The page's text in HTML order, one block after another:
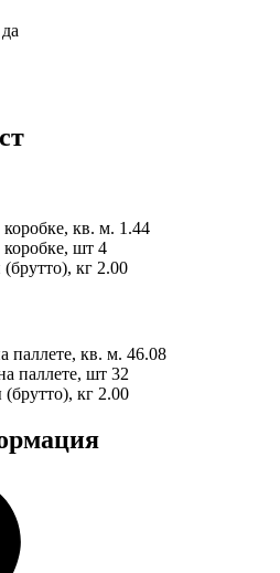
да
кв. м. 1.44
шт 4
кг 2.00
паллете, кв. м. 46.08
паллете, шт 32
кг 2.00